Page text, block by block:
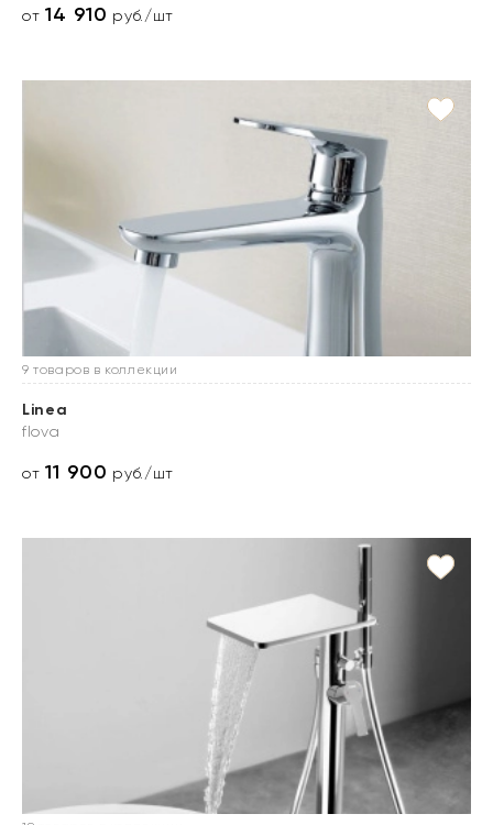
от14 910 руб./шт
9 товаров в коллекции
Linea
flova
от11 900 руб./шт